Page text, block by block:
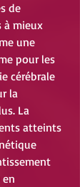
de
à mieux
une
pour les
cérébrale
la
La
atteints